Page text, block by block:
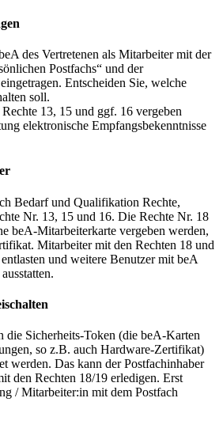
des Vertretenen als Mitarbeiter mit der
Postfachs“ und der
Entscheiden Sie, welche
soll.
13, 15 und ggf. 16 vergeben
elektronische Empfangsbekenntnisse
Bedarf und Qualifikation Rechte,
Nr. 13, 15 und 16. Die Rechte Nr. 18
beA-Mitarbeiterkarte vergeben werden,
Mitarbeiter mit den Rechten 18 und
und weitere Benutzer mit beA
die Sicherheits-Token (die beA-Karten
so z.B. auch Hardware-Zertifikat)
werden. Das kann der Postfachinhaber
den Rechten 18/19 erledigen. Erst
/ Mitarbeiter:in mit dem Postfach